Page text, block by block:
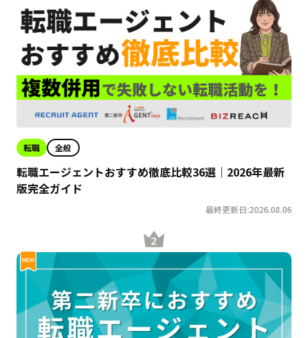
転職 全般
転職エージェントおすすめ徹底比較36選｜2026年最新
版完全ガイド
最終更新日:2026.08.06